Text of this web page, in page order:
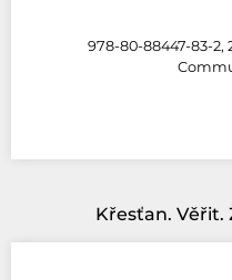
978-80-88447-83-2,
Křesťan. Věřit.